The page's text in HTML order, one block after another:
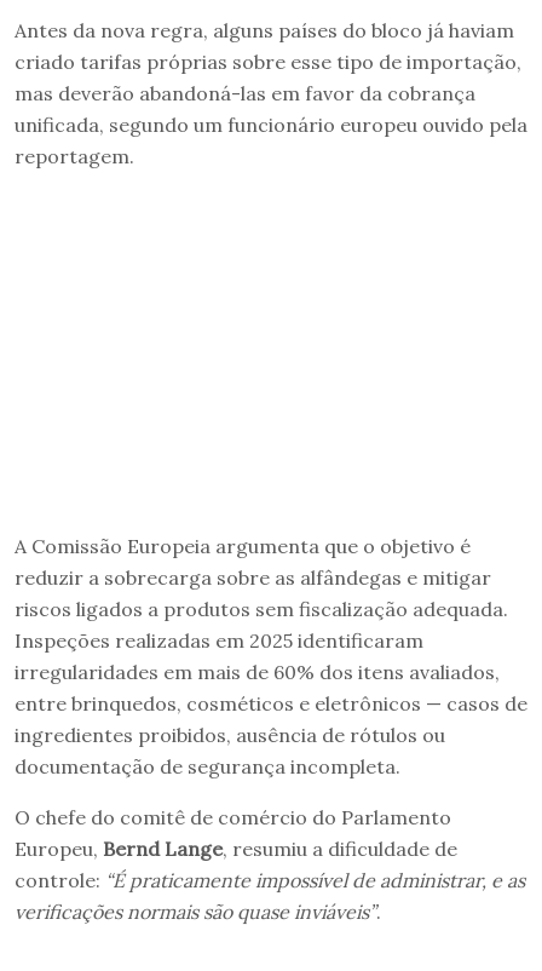
Antes da nova regra, alguns países do bloco já haviam
criado tarifas próprias sobre esse tipo de importação,
mas deverão abandoná-las em favor da cobrança
unificada, segundo um funcionário europeu ouvido pela
reportagem.
A Comissão Europeia argumenta que o objetivo é
reduzir a sobrecarga sobre as alfândegas e mitigar
riscos ligados a produtos sem fiscalização adequada.
Inspeções realizadas em 2025 identificaram
irregularidades em mais de 60% dos itens avaliados,
entre brinquedos, cosméticos e eletrônicos — casos de
ingredientes proibidos, ausência de rótulos ou
documentação de segurança incompleta.
O chefe do comitê de comércio do Parlamento
Europeu, Bernd Lange, resumiu a dificuldade de
controle: “É praticamente impossível de administrar, e as
verificações normais são quase inviáveis”.